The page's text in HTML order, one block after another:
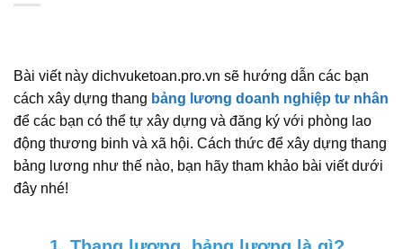
Bài viết này dichvuketoan.pro.vn sẽ hướng dẫn các bạn
cách xây dựng thang bảng lương doanh nghiệp tư nhân
để các bạn có thể tự xây dựng và đăng ký với phòng lao
động thương binh và xã hội. Cách thức để xây dựng thang
bảng lương như thế nào, bạn hãy tham khảo bài viết dưới
đây nhé!